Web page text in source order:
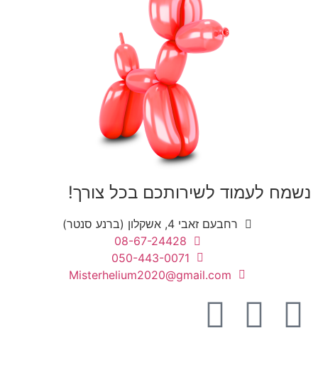
נשמח לעמוד לשירותכם בכל צורך!
רחבעם זאבי 4, אשקלון (ברנע סנטר)
08-67-24428
050-443-0071
Misterhelium2020@gmail.com